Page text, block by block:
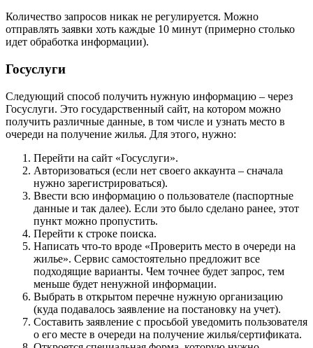
Количество запросов никак не регулируется. Можно
отправлять заявки хоть каждые 10 минут (примерно столько
идет обработка информации).
Госуслуги
Следующий способ получить нужную информацию – через
Госуслуги. Это государственный сайт, на котором можно
получить различные данные, в том числе и узнать место в
очереди на получение жилья. Для этого, нужно:
Перейти на сайт «Госуслуги».
Авторизоваться (если нет своего аккаунта – сначала
нужно зарегистрироваться).
Ввести всю информацию о пользователе (паспортные
данные и так далее). Если это было сделано ранее, этот
пункт можно пропустить.
Перейти к строке поиска.
Написать что-то вроде «Проверить место в очереди на
жилье». Сервис самостоятельно предложит все
подходящие варианты. Чем точнее будет запрос, тем
меньше будет ненужной информации.
Выбрать в открытом перечне нужную организацию
(куда подавалось заявление на постановку на учет).
Составить заявление с просьбой уведомить пользователя
о его месте в очереди на получение жилья/сертификата.